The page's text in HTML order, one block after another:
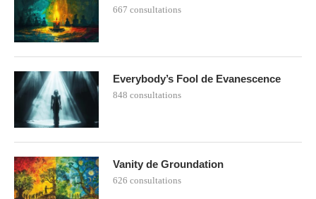
667 consultations
Everybody’s Fool de Evanescence
848 consultations
Vanity de Groundation
626 consultations